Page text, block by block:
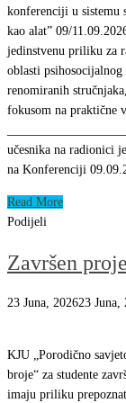
konferenciji u sistemu
kao alat” 09/
jedinstvenu priliku za
oblasti
renomiranih
fokusom na praktične
učesnika na radionici
na Konferenciji
Read More
Podijeli
Završen
23 Juna, 202623 Juna,
KJU „Porodično
broje“ za studente
imaju priliku